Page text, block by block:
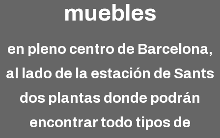
muebles
en pleno centro de Barcelona,
al lado de la estación de Sants
dos plantas donde podrán
encontrar todo tipos de